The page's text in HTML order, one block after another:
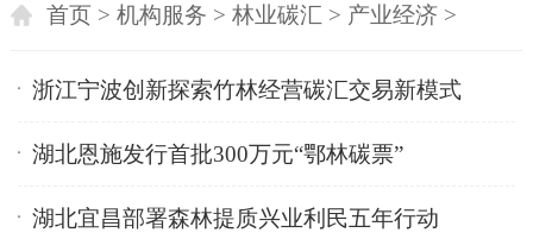
首页 > 机构服务 > 林业碳汇 > 产业经济>
浙江宁波创新探索竹林经营碳汇交易新模式
湖北恩施发行首批300万元“鄂林碳票”
湖北宜昌部署森林提质兴业利民五年行动